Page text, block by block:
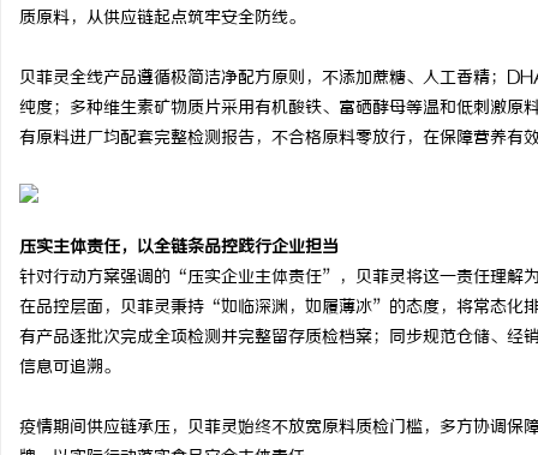
质原料，从供应链起点筑牢安全防线。
贝菲灵全线产品遵循极简洁净配方原则，不添加蔗糖、人工香精；
纯度；多种维生素矿物质片采用有机酸铁、富硒酵母等温和低刺激
有原料进厂均配套完整检测报告，不合格原料零放行，在保障营养有
压实主体责任，以全链条品控践行企业担当
针对行动方案强调的“压实企业主体责任”，贝菲灵将这一责任理解
在品控层面，贝菲灵秉持“如临深渊，如履薄冰”的态度，将常态化
有产品逐批次完成全项检测并完整留存质检档案；同步规范仓储、
信息可追溯。
疫情期间供应链承压，贝菲灵始终不放宽原料质检门槛，多方协调
武汉配眼镜 上海配眼镜